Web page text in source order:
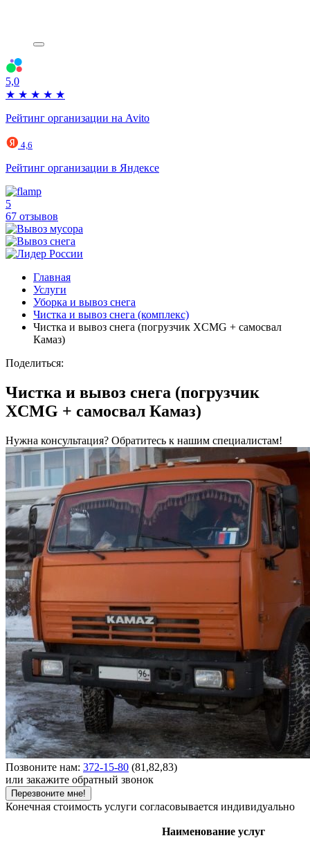
5,0
★ ★ ★ ★ ★
Рейтинг организации на Avito
4,6
Рейтинг организации в Яндексе
5
67 отзывов
Главная
Услуги
Уборка и вывоз снега
Чистка и вывоз снега (комплекс)
Чистка и вывоз снега (погрузчик XCMG + самосвал
Камаз)
Поделиться:
Чистка и вывоз снега (погрузчик
XCMG + самосвал Камаз)
Нужна консультация? Обратитесь к нашим специалистам!
Позвоните нам: 372-15-80 (81,82,83)
или закажите обратный звонок
Перезвоните мне!
Конечная стоимость услуги согласовывается индивидуально
Наименование услуг